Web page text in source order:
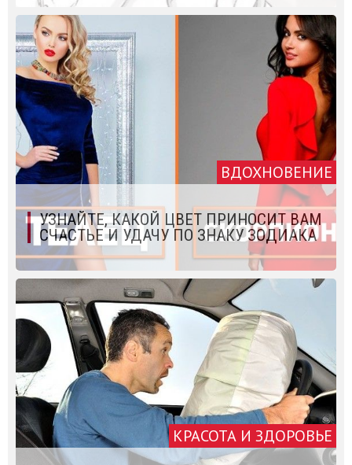
ВДОХНОВЕНИЕ
УЗНАЙТЕ, КАКОЙ ЦВЕТ ПРИНОСИТ ВАМ
СЧАСТЬЕ И УДАЧУ ПО ЗНАКУ ЗОДИАКА
КРАСОТА И ЗДОРОВЬЕ